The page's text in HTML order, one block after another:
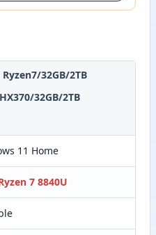
Ryzen7/32GB/2TB
HX370/32GB/2TB
11 Home
7 8840U